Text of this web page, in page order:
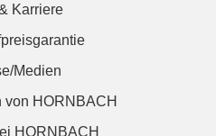
Karriere
Medien
von HORNBACH
HORNBACH